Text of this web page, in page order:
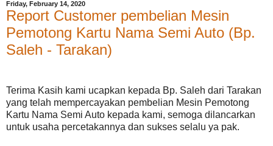
Friday, February 14, 2020
Report Customer pembelian Mesin
Pemotong Kartu Nama Semi Auto (Bp.
Saleh - Tarakan)
Terima Kasih kami ucapkan kepada Bp. Saleh dari Tarakan
yang telah mempercayakan pembelian Mesin Pemotong
Kartu Nama Semi Auto kepada kami, semoga dilancarkan
untuk usaha percetakannya dan sukses selalu ya pak.